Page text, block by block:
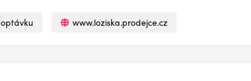
www.loziska.prodejce.cz